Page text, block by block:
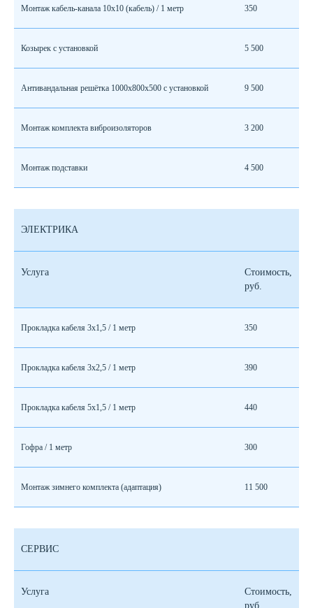
Монтаж кабель-канала 10х10 (кабель) / 1 метр 350
Козырек с установкой 5 500
Антивандальная решётка 1000х800х500 с установкой 9 500
Монтаж комплекта виброизоляторов 3 200
Монтаж подставки 4 500
ЭЛЕКТРИКА
Услуга
Стоимость,
руб.
Прокладка кабеля 3х1,5 / 1 метр 350
Прокладка кабеля 3х2,5 / 1 метр 390
Прокладка кабеля 5х1,5 / 1 метр 440
Гофра / 1 метр 300
Монтаж зимнего комплекта (адаптация) 11 500
СЕРВИС
Услуга
Стоимость,
руб.